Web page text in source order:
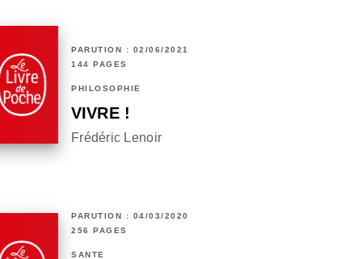
PARUTION : 02/06/2021
144 PAGES
PHILOSOPHIE
VIVRE !
Frédéric Lenoir
PARUTION : 04/03/2020
256 PAGES
SANTÉ